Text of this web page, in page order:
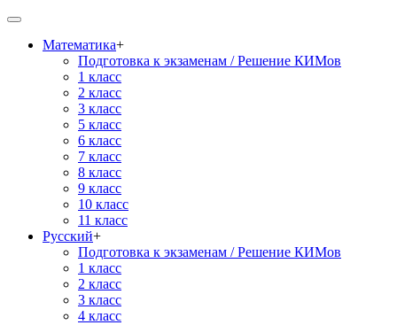
Математика+
Подготовка к экзаменам / Решение КИМов
1 класс
2 класс
3 класс
5 класс
6 класс
7 класс
8 класс
9 класс
10 класс
11 класс
Русский+
Подготовка к экзаменам / Решение КИМов
1 класс
2 класс
3 класс
4 класс